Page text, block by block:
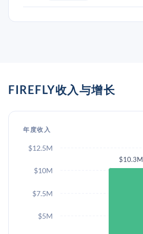
FIREFLY收入与增长
年度收入
$10.3M
$5M
$7.5M
$10M
$12.5M